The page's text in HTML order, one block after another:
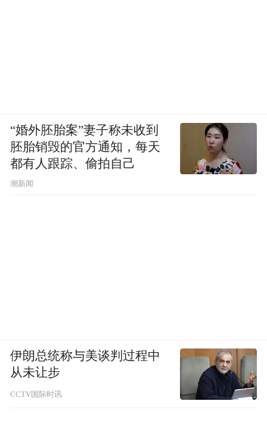
“婚外胚胎案”妻子称未收到
胚胎销毁的官方通知，每天
都有人跟踪、偷拍自己
潮新闻
伊朗总统称与美谈判过程中
从未让步
CCTV国际时讯